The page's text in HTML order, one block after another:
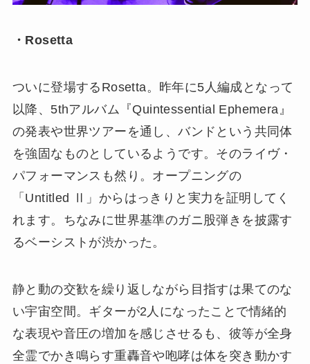
・Rosetta
ついに登場するRosetta。昨年に5人編成となって
以降、5thアルバム『Quintessential Ephemera』
の発表や世界ツアーを通し、バンドという共同体
を強固なものとしているようです。そのライヴ・
パフォーマンスも然り。オープニングの
「Untitled Ⅱ」からはっきりと実力を証明してく
れます。ちなみに世界基準のガニ股弾きを披露す
るベーシストが渋かった。
静と動の交歓を繰り返しながら目指すは果てのな
い宇宙空間。ギターが2人になったことで情緒的
な表現や音圧の増加を感じさせるも、彼等が全身
全霊でかき鳴らす重轟音や咆哮は体を突き動かす